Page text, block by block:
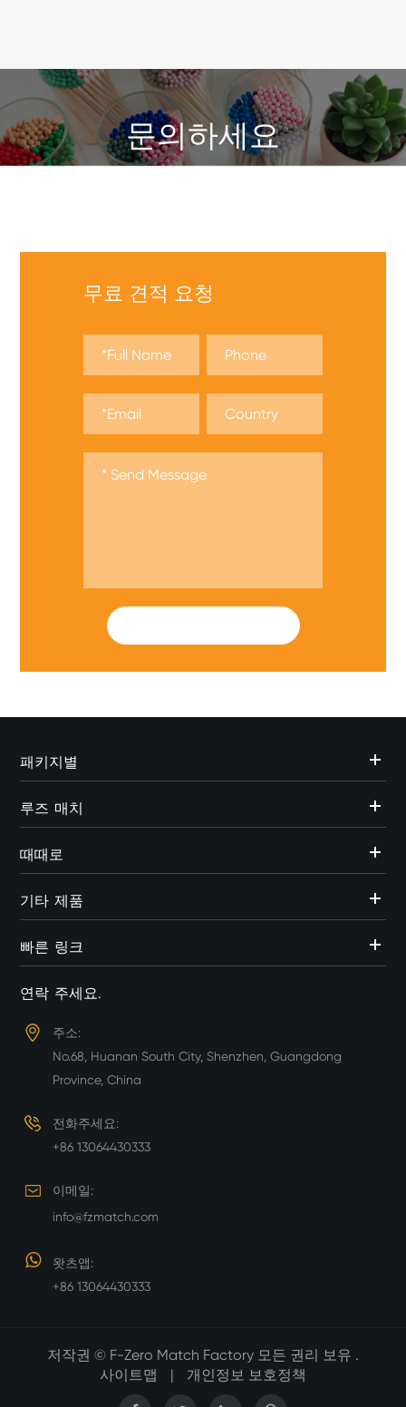
문의하세요
무료 견적 요청
패키지별
루즈 매치
때때로
기타 제품
빠른 링크
연락 주세요.
주소:
No.68, Huanan South City, Shenzhen, Guangdong
Province, China
전화주세요:
+86 13064430333
이메일:
info@fzmatch.com
왓츠앱:
+86 13064430333
저작권 © F-Zero Match Factory 모든 권리 보유 .
사이트맵
| 개인정보 보호정책